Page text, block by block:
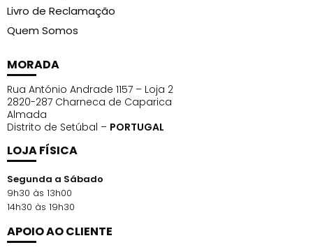
Livro de Reclamação
Quem Somos
MORADA
Rua António Andrade 1157 – Loja 2
2820-287 Charneca de Caparica
Almada
Distrito de Setúbal – PORTUGAL
LOJA FÍSICA
Segunda a Sábado
9h30 às 13h00
14h30 às 19h30
APOIO AO CLIENTE